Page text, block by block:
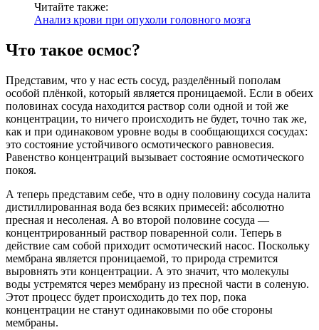
Читайте также:
Анализ крови при опухоли головного мозга
Что такое осмос?
Представим, что у нас есть сосуд, разделённый пополам
особой плёнкой, который является проницаемой. Если в обеих
половинах сосуда находится раствор соли одной и той же
концентрации, то ничего происходить не будет, точно так же,
как и при одинаковом уровне воды в сообщающихся сосудах:
это состояние устойчивого осмотического равновесия.
Равенство концентраций вызывает состояние осмотического
покоя.
А теперь представим себе, что в одну половину сосуда налита
дистиллированная вода без всяких примесей: абсолютно
пресная и несоленая. А во второй половине сосуда —
концентрированный раствор поваренной соли. Теперь в
действие сам собой приходит осмотический насос. Поскольку
мембрана является проницаемой, то природа стремится
выровнять эти концентрации. А это значит, что молекулы
воды устремятся через мембрану из пресной части в соленую.
Этот процесс будет происходить до тех пор, пока
концентрации не станут одинаковыми по обе стороны
мембраны.